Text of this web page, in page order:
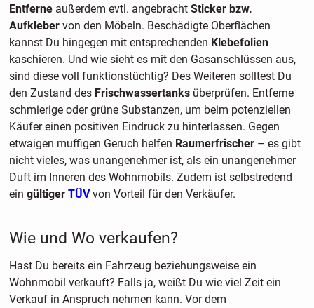
Entferneaußerdem evtl. angebracht Sticker bzw.
Aufklebervon den Möbeln. Beschädigte Oberflächen
kannst Du hingegen mit entsprechenden Klebefolien
kaschieren. Und wie sieht es mit den Gasanschlüssen aus,
sind diese voll funktionstüchtig? Des Weiteren solltest Du
den Zustand des Frischwassertanksüberprüfen. Entferne
schmierige oder grüne Substanzen, um beim potenziellen
Käufer einen positiven Eindruck zu hinterlassen. Gegen
etwaigen muffigen Geruch helfen Raumerfrischer– es gibt
nicht vieles, was unangenehmer ist, als ein unangenehmer
Duft im Inneren des Wohnmobils. Zudem ist selbstredend
ein gültiger TÜVvon Vorteil für den Verkäufer.
Wie und Wo verkaufen?
Hast Du bereits ein Fahrzeug beziehungsweise ein
Wohnmobil verkauft? Falls ja, weißt Du wie viel Zeit ein
Verkauf in Anspruch nehmen kann. Vor dem